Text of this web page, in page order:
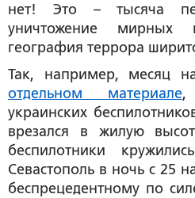
нет! Это – тысяча
уничтожение мирных
география террора
Так, например, месяц
отдельном материале,
украинских
врезался в жилую
беспилотники
Севастополь в ночь с 25
беспрецедентному по